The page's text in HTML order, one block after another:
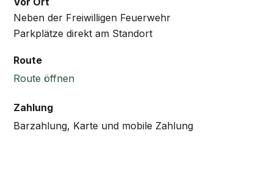
Neben der Freiwilligen Feuerwehr
Parkplätze direkt am Standort
Route
Route öffnen
Zahlung
Barzahlung, Karte und mobile Zahlung